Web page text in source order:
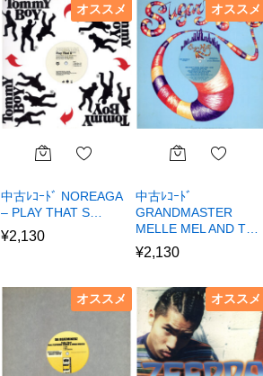
オススメ
中古ﾚｺｰﾄﾞ NOREAGA
– PLAY THAT S…
¥2,130
オススメ
中古ﾚｺｰﾄﾞ
GRANDMASTER
MELLE MEL AND T…
¥2,130
オススメ オススメ